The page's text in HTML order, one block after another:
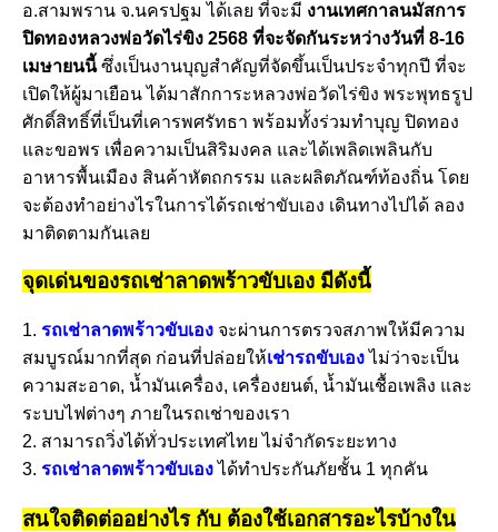
อ.สามพราน จ.นครปฐม ได้เลย ที่จะมี งานเทศกาลนมัสการ
ปิดทองหลวงพ่อวัดไร่ขิง 2568 ที่จะจัดกันระหว่างวันที่ 8-16
เมษายนนี้ซึ่งเป็นงานบุญสำคัญที่จัดขึ้นเป็นประจำทุกปี ที่จะ
เปิดให้ผู้มาเยือน ได้มาสักการะหลวงพ่อวัดไร่ขิง พระพุทธรูป
ศักดิ์สิทธิ์ที่เป็นที่เคารพศรัทธา พร้อมทั้งร่วมทำบุญ ปิดทอง
และขอพร เพื่อความเป็นสิริมงคล และได้เพลิดเพลินกับ
อาหารพื้นเมือง สินค้าหัตถกรรม และผลิตภัณฑ์ท้องถิ่น โดย
จะต้องทำอย่างไรในการได้รถเช่าขับเอง เดินทางไปได้ ลอง
มาติดตามกันเลย
จุดเด่นของรถเช่าลาดพร้าวขับเอง มีดังนี้
1. รถเช่าลาดพร้าวขับเอง จะผ่านการตรวจสภาพให้มีความ
สมบูรณ์มากที่สุด ก่อนที่ปล่อยให้เช่ารถขับเองไม่ว่าจะเป็น
ความสะอาด, น้ำมันเครื่อง, เครื่องยนต์, น้ำมันเชื้อเพลิง และ
ระบบไฟต่างๆ ภายในรถเช่าของเรา
2. สามารถวิ่งได้ทั่วประเทศไทย ไม่จำกัดระยะทาง
3. รถเช่าลาดพร้าวขับเองได้ทำประกันภัยชั้น 1 ทุกคัน
สนใจติดต่ออย่างไร กับ ต้องใช้เอกสารอะไรบ้างใน